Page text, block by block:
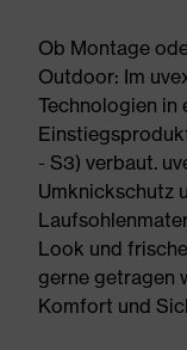
Ob Montage
Outdoor: Im
Technologien in
- S3) verbaut.
Umknickschutz
Look und
gerne getragen
Komfort und